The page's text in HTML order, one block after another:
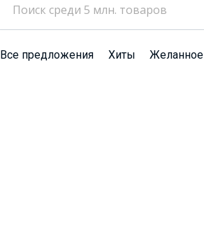
Все предложения Хиты Желанное